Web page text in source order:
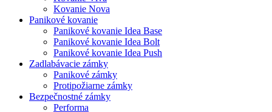
Kovanie Nova
Panikové kovanie
Panikové kovanie Idea Base
Panikové kovanie Idea Bolt
Panikové kovanie Idea Push
Zadlabávacie zámky
Panikové zámky
Protipožiarne zámky
Bezpečnostné zámky
Performa